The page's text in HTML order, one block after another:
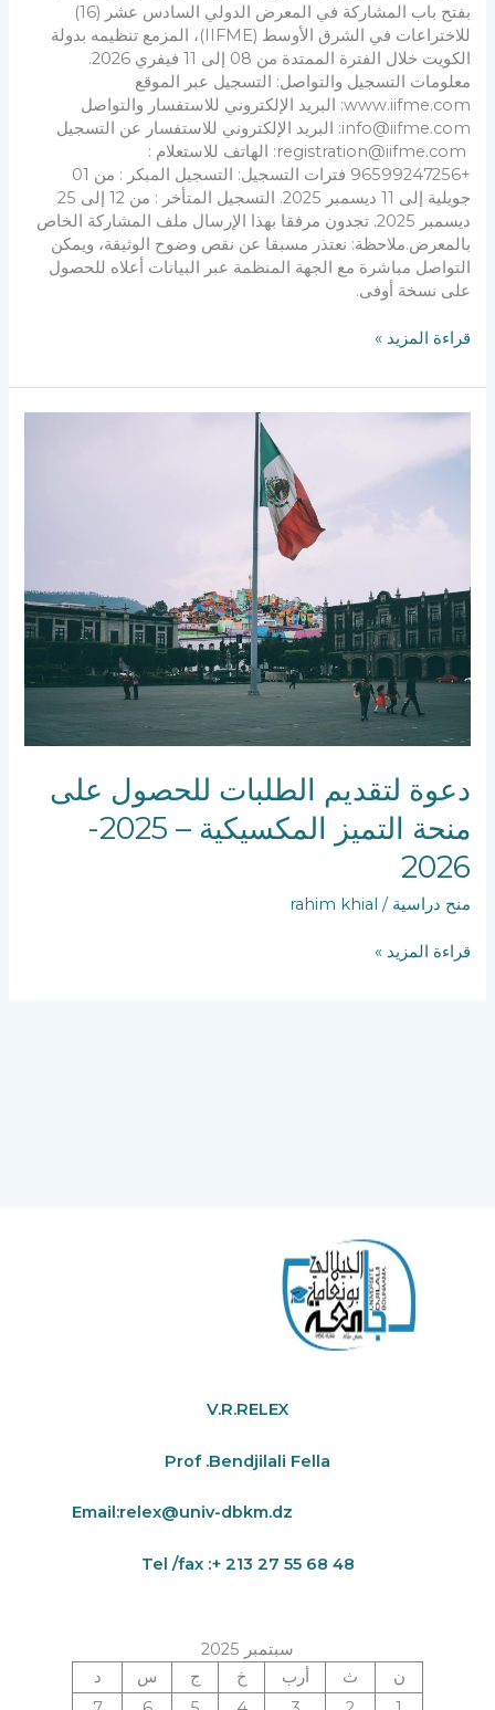
بفتح باب المشاركة في المعرض الدولي السادس عشر (16)
للاختراعات في الشرق الأوسط (IIFME)، المزمع تنظيمه بدولة
الكويت خلال الفترة الممتدة من 08 إلى 11 فيفري 2026.
معلومات التسجيل والتواصل: التسجيل عبر الموقع
www.iifme.com: البريد الإلكتروني للاستفسار والتواصل
info@iifme.com: البريد الإلكتروني للاستفسار عن التسجيل
registration@iifme.com: الهاتف للاستعلام :
+96599247256 فترات التسجيل: التسجيل المبكر : من 01
جويلية إلى 11 ديسمبر 2025. التسجيل المتأخر : من 12 إلى 25
ديسمبر 2025. تجدون مرفقا بهذا الإرسال ملف المشاركة الخاص
بالمعرض.ملاحظة: نعتذر مسبقا عن نقص وضوح الوثيقة، ويمكن
التواصل مباشرة مع الجهة المنظمة عبر البيانات أعلاه للحصول
على نسخة أوفى.
قراءة المزيد »
دعوة لتقديم الطلبات للحصول على
منحة التميز المكسيكية – 2025-
2026
منح دراسية /
rahim khial
دعوة
لتقديم
المكسيكية
–
2025-
2026
قراءة المزيد »
V.R.RELEX
Prof .Bendjilali Fella
Email:relex@univ-dbkm.dz
Tel /fax :+ 213 27 55 68 48
سبتمبر 2025
ن
ث أرب خ ج س
د